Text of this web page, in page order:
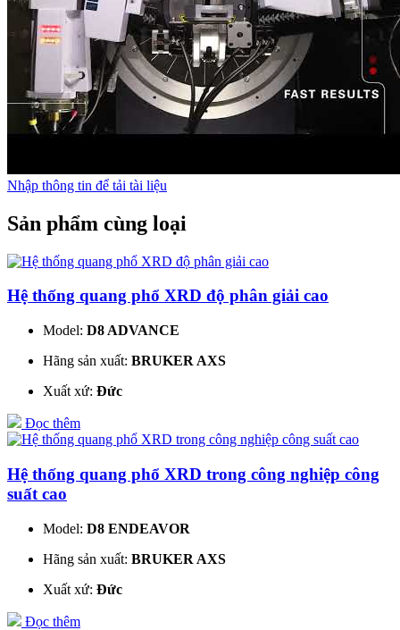
Nhập thông tin để tải tài liệu
Sản phẩm cùng loại
Hệ thống quang phổ XRD độ phân giải cao
Model: D8 ADVANCE
Hãng sản xuất: BRUKER AXS
Xuất xứ: Đức
Đọc thêm
Hệ thống quang phổ XRD trong công nghiệp công
suất cao
Model: D8 ENDEAVOR
Hãng sản xuất: BRUKER AXS
Xuất xứ: Đức
Đọc thêm